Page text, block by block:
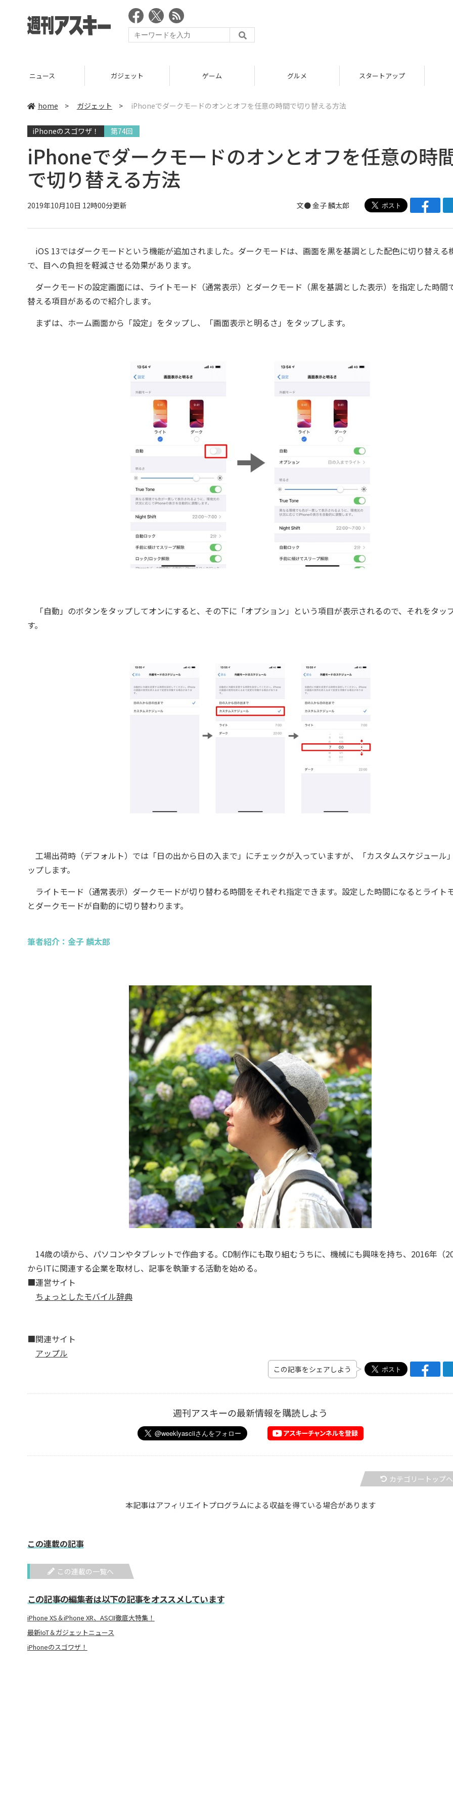
ニュース ガジェット ゲーム グルメ スタートアップ
home > ガジェット > iPhoneでダークモードのオンとオフを任意の時間で切り替える方法
iPhoneのスゴワザ！ 第74回
iPhoneでダークモードのオンとオフを任意の時
で切り替える方法
2019年10月10日 12時00分更新 文● 金子 麟太郎
iOS 13ではダークモードという機能が追加されました。ダークモードは、画面を黒を基調とした配色に切り替える
で、目への負担を軽減させる効果があります。
ダークモードの設定画面には、ライトモード（通常表示）とダークモード（黒を基調とした表示）を指定した時間
替える項目があるので紹介します。
まずは、ホーム画面から「設定」をタップし、「画面表示と明るさ」をタップします。
「自動」のボタンをタップしてオンにすると、その下に「オプション」という項目が表示されるので、それをタッ
す。
工場出荷時（デフォルト）では「日の出から日の入まで」にチェックが入っていますが、「カスタムスケジュール
ップします。
ライトモード（通常表示）ダークモードが切り替わる時間をそれぞれ指定できます。設定した時間になるとライト
とダークモードが自動的に切り替わります。
筆者紹介：金子 麟太郎
14歳の頃から、パソコンやタブレットで作曲する。CD制作にも取り組むうちに、機械にも興味を持ち、2016年（
からITに関連する企業を取材し、記事を執筆する活動を始める。
■運営サイト
ちょっとしたモバイル辞典
■関連サイト
アップル
この記事をシェアしよう
週刊アスキーの最新情報を購読しよう
カテゴリートップへ
本記事はアフィリエイトプログラムによる収益を得ている場合があります
この連載の記事
この連載の一覧へ
この記事の編集者は以下の記事をオススメしています
iPhone XS＆iPhone XR、ASCII徹底大特集！
最新IoT＆ガジェットニュース
iPhoneのスゴワザ！